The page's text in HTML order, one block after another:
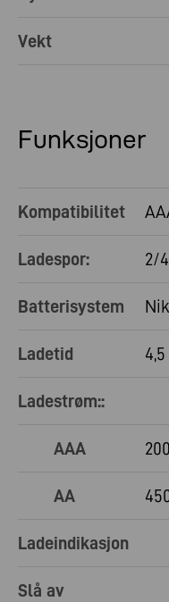
Vekt
Funksjoner
Kompatibilitet
Ladespor: 2/
Batterisystem
Ladetid
Ladestrøm::
AAA
AA
Ladeindikasjon
Slå av